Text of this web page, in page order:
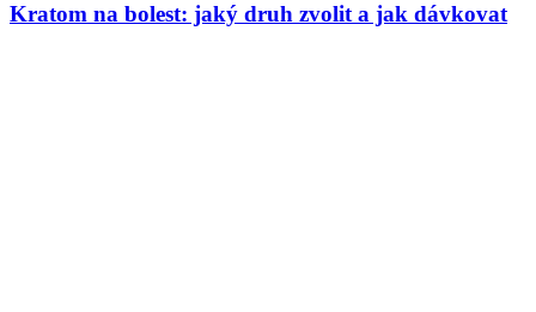
Kratom na bolest: jaký druh zvolit a jak dávkovat